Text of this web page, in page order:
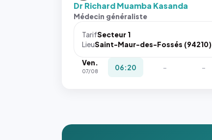
Dr Richard Muamba Kasanda
Médecin généraliste
TarifSecteur 1
LieuSaint-Maur-des-Fossés (94210)
Ven.
07/08 06:20 - -